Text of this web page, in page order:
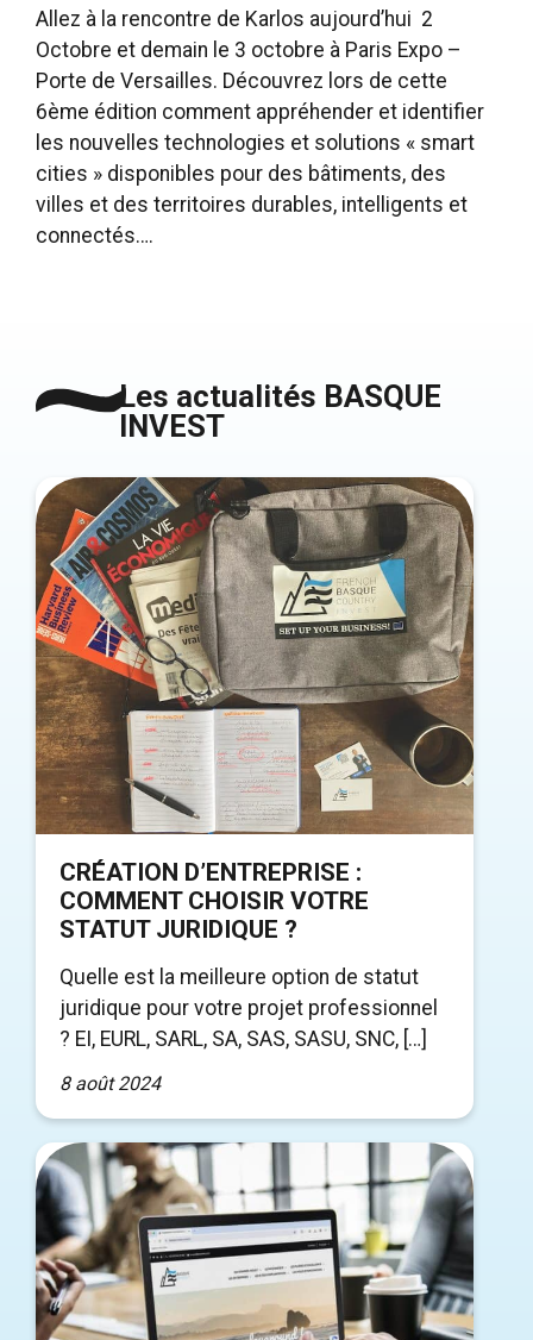
Allez à la rencontre de Karlos aujourd’hui 2
Octobre et demain le 3 octobre à Paris Expo –
Porte de Versailles. Découvrez lors de cette
6ème édition comment appréhender et identifier
les nouvelles technologies et solutions « smart
cities » disponibles pour des bâtiments, des
villes et des territoires durables, intelligents et
connectés….
Les actualités BASQUE
INVEST
CRÉATION D’ENTREPRISE :
COMMENT CHOISIR VOTRE
STATUT JURIDIQUE ?
Quelle est la meilleure option de statut
juridique pour votre projet professionnel
? EI, EURL, SARL, SA, SAS, SASU, SNC, […]
8 août 2024